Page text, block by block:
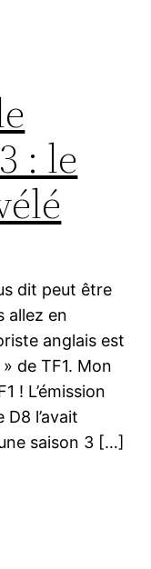
: le
dit peut être
allez en
anglais est
de TF1. Mon
! L’émission
l’avait
saison 3 […]